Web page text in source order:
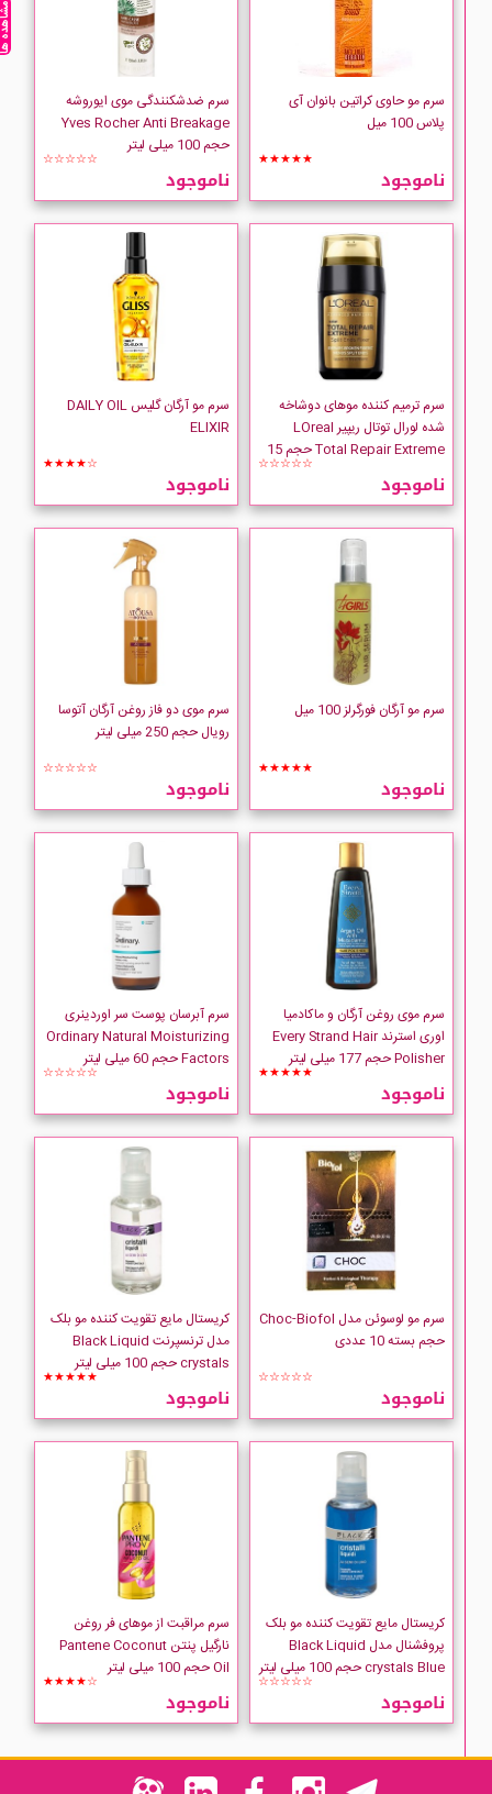
سرم مو حاوی کراتین بانوان آی
پلاس 100 میل
★★★★★
ناموجود
سرم ضدشکنندگی موی ایوروشه
Yves Rocher Anti Breakage
حجم 100 میلی لیتر
☆☆☆☆☆
ناموجود
سرم ترمیم کننده موهای دوشاخه
شده لورال توتال ریپیر LOreal
Total Repair Extreme حجم 15
☆☆☆☆☆
ناموجود
سرم مو آرگان گلیس DAILY OIL
ELIXIR
★★★★☆
ناموجود
سرم مو آرگان فورگرلز 100 میل
★★★★★
ناموجود
سرم موی دو فاز روغن آرگان آتوسا
رویال حجم 250 میلی لیتر
☆☆☆☆☆
ناموجود
سرم موی روغن آرگان و ماکادمیا
اوری استرند Every Strand Hair
Polisher حجم 177 میلی لیتر
★★★★★
ناموجود
سرم آبرسان پوست سر اوردینری
Ordinary Natural Moisturizing
Factors حجم 60 میلی لیتر
☆☆☆☆☆
ناموجود
سرم مو لوسوئن مدل Choc-Biofol
حجم بسته 10 عددی
☆☆☆☆☆
ناموجود
کریستال مایع تقویت کننده مو بلک
مدل ترنسپرنت Black Liquid
crystals حجم 100 میلی لیتر
★★★★★
ناموجود
کریستال مایع تقویت کننده مو بلک
پروفشنال مدل Black Liquid
crystals Blue حجم 100 میلی لیتر
☆☆☆☆☆
ناموجود
سرم مراقبت از موهای فر روغن
نارگیل پنتن Pantene Coconut
Oil حجم 100 میلی لیتر
★★★★☆
ناموجود